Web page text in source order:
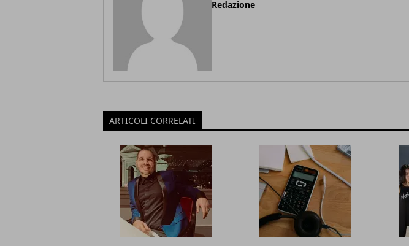
Redazione
ARTICOLI CORRELATI